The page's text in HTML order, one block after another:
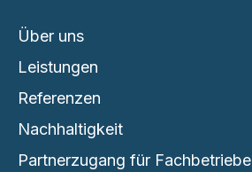
Über uns
Leistungen
Referenzen
Nachhaltigkeit
Partnerzugang für Fachbetriebe